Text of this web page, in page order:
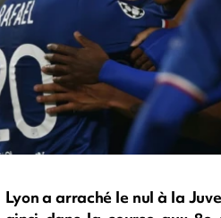
Lyon a arraché le nul à la